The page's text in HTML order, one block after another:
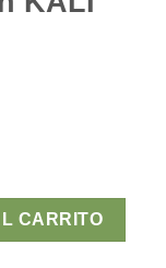
CARRITO